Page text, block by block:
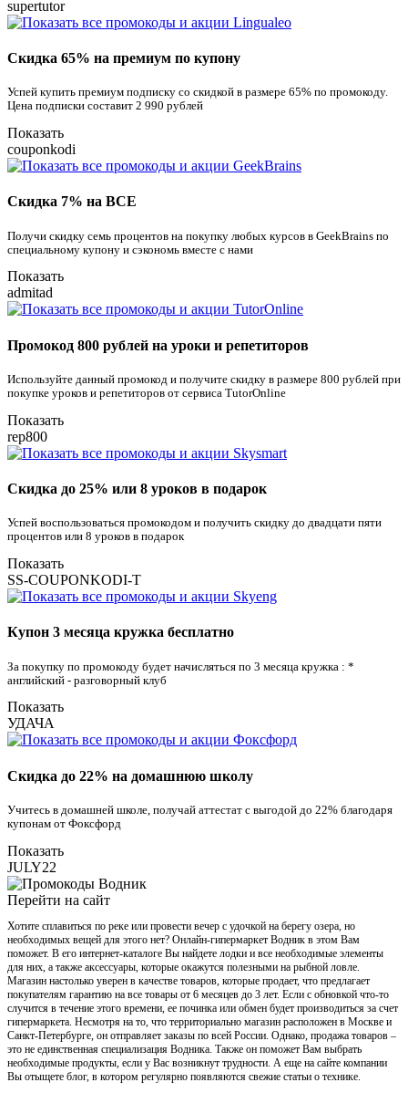
supertutor
Скидка 65% на премиум по купону
Успей купить премиум подписку со скидкой в размере 65% по промокоду.
Цена подписки составит 2 990 рублей
Показать
couponkodi
Скидка 7% на ВСЕ
Получи скидку семь процентов на покупку любых курсов в GeekBrains по
специальному купону и сэкономь вместе с нами
Показать
admitad
Промокод 800 рублей на уроки и репетиторов
Используйте данный промокод и получите скидку в размере 800 рублей при
покупке уроков и репетиторов от сервиса TutorOnline
Показать
rep800
Скидка до 25% или 8 уроков в подарок
Успей воспользоваться промокодом и получить скидку до двадцати пяти
процентов или 8 уроков в подарок
Показать
SS-COUPONKODI-T
Купон 3 месяца кружка бесплатно
За покупку по промокоду будет начисляться по 3 месяца кружка : *
английский - разговорный клуб
Показать
УДАЧА
Скидка до 22% на домашнюю школу
Учитесь в домашней школе, получай аттестат с выгодой до 22% благодаря
купонам от Фоксфорд
Показать
JULY22
Перейти на сайт
Хотите сплавиться по реке или провести вечер с удочкой на берегу озера, но
необходимых вещей для этого нет? Онлайн-гипермаркет Водник в этом Вам
поможет. В его интернет-каталоге Вы найдете лодки и все необходимые элементы
для них, а также аксессуары, которые окажутся полезными на рыбной ловле.
Магазин настолько уверен в качестве товаров, которые продает, что предлагает
покупателям гарантию на все товары от 6 месяцев до 3 лет. Если с обновкой что-то
случится в течение этого времени, ее починка или обмен будет производиться за счет
гипермаркета. Несмотря на то, что территориально магазин расположен в Москве и
Санкт-Петербурге, он отправляет заказы по всей России. Однако, продажа товаров –
это не единственная специализация Водника. Также он поможет Вам выбрать
необходимые продукты, если у Вас возникнут трудности. А еще на сайте компании
Вы отыщете блог, в котором регулярно появляются свежие статьи о технике.